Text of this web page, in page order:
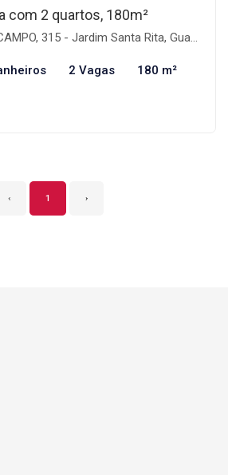
com 2 quartos, 180m²
315 - Jardim Santa Rita, Guarulhos-SP
2 Vagas 180 m²
‹ 1 ›